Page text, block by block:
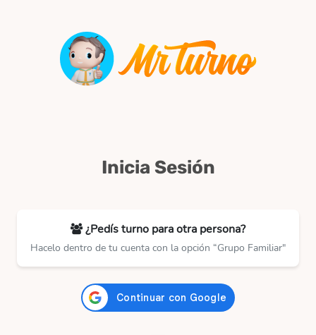
Inicia Sesión
¿Pedís turno para otra persona?
Hacelo dentro de tu cuenta con la opción “Grupo Familiar"